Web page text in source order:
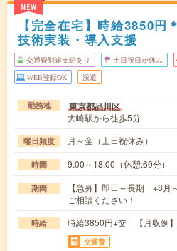
NEW
【完全在宅】時給3850
技術実装・導入支援
交通費別途支給あり 土日祝日が休み
WEB登録OK 派遣
勤務地 東京都品川区
大崎駅から徒歩5分
曜日頻度 月～金（土日祝休み）
時間 9:00～18:00（休憩:60分）
期間
【急募】即日～長期 ※8月
ご相談ください！
時給 時給3850円+交 【月収例
交通費